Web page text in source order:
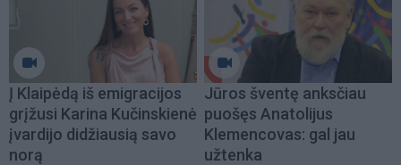
Į Klaipėdą iš emigracijos
grįžusi Karina Kučinskienė
įvardijo didžiausią savo
norą
Jūros šventę anksčiau
puošęs Anatolijus
Klemencovas: gal jau
užtenka